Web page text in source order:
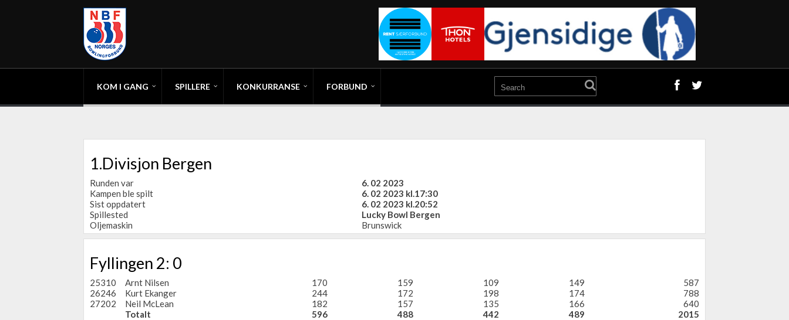
KOM I GANG SPILLERE KONKURRANSE FORBUND
1.Divisjon Bergen
Runden var
6. 02 2023
Kampen ble spilt
6. 02 2023 kl.17:30
Sist oppdatert
6. 02 2023 kl.20:52
Spillested
Lucky Bowl Bergen
Oljemaskin
Brunswick
Fyllingen 2: 0
25310 Arnt Nilsen 170 159 109 149
587
26246
Kurt Ekanger 244 172 198 174
788
27202
Neil McLean 182 157 135 166
640
Totalt
596 488 442 489 2015